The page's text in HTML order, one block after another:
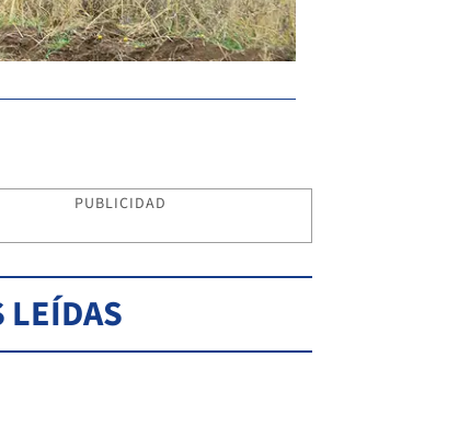
PUBLICIDAD
LEÍDAS